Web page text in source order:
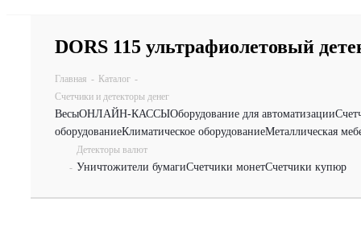
DORS 115 ультрафиолетовый
Главная - Каталог -
Счетчики и детекторы денег
ВесыОНЛАЙН-КАССЫОборудование для автоматизации
оборудованиеКлиматическое оборудованиеМеталлическая
-
Детекторы валют
Уничтожители бумагиСчетчики монетСчетчики купюр